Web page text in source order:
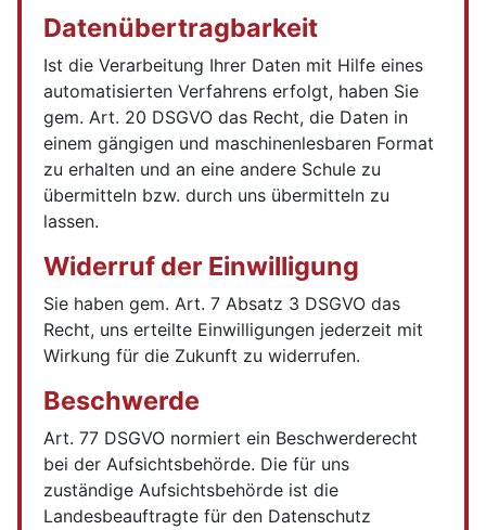
Datenübertragbarkeit
Ist die Verarbeitung Ihrer Daten mit Hilfe eines
automatisierten Verfahrens erfolgt, haben Sie
gem. Art. 20 DSGVO das Recht, die Daten in
einem gängigen und maschinenlesbaren Format
zu erhalten und an eine andere Schule zu
übermitteln bzw. durch uns übermitteln zu
lassen.
Widerruf der Einwilligung
Sie haben gem. Art. 7 Absatz 3 DSGVO das
Recht, uns erteilte Einwilligungen jederzeit mit
Wirkung für die Zukunft zu widerrufen.
Beschwerde
Art. 77 DSGVO normiert ein Beschwerderecht
bei der Aufsichtsbehörde. Die für uns
zuständige Aufsichtsbehörde ist die
Landesbeauftragte für den Datenschutz